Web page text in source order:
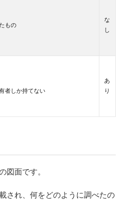
もの
な
し
者しか持てない
あ
り
図面です。
され、何をどのように調べたの